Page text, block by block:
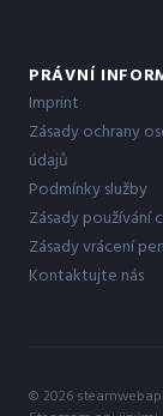
PRÁVNÍ
Imprint
Zásady ochrany
údajů
Podmínky služby
Zásady používání
Zásady vrácení
Kontaktujte nás
© 2026